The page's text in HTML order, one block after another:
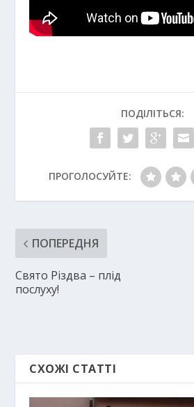
ПОДІЛІТЬСЯ:
ПРОГОЛОСУЙТЕ:
ПОПЕРЕДНЯ
Свято Різдва – плід
послуху!
СХОЖІ СТАТТІ